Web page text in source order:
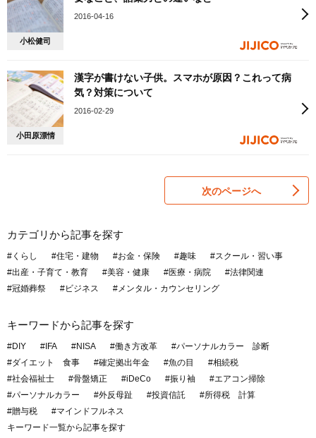
小松健司
2016-04-16
小田原漂情
漢字が書けない子供。スマホが原因？これって病
気？対策について
2016-02-29
次のページへ
カテゴリから記事を探す
#くらし #住宅・建物 #お金・保険 #趣味
#スクール・習い事
#出産・子育て・教育
#美容・健康 #医療・病院
#法律関連
#冠婚葬祭
#ビジネス #メンタル・カウンセリング
キーワードから記事を探す
#DIY #IFA #NISA #働き方改革
#パーソナルカラー 診断
#ダイエット 食事
#確定拠出年金 #魚の目
#相続税
#社会福祉士
#骨盤矯正 #iDeCo #振り袖
#エアコン掃除
#パーソナルカラー
#外反母趾 #投資信託
#所得税 計算
#贈与税
#マインドフルネス
キーワード一覧から記事を探す